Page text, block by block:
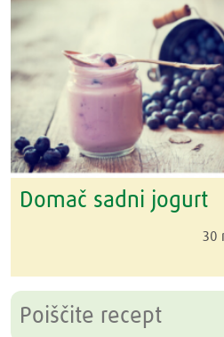
Domač sadni jogurt
30